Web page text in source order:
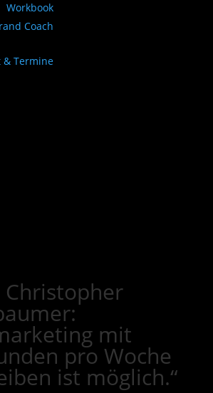
Workbook
Coach
& Termine
Christopher
mit
pro Woche
ist möglich.“